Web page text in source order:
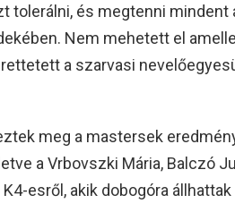
tolerálni, és megtenni mindent
Nem mehetett el
a szarvasi
meg a mastersek
a Vrbovszki Mária, Balczó
esről, akik dobogóra